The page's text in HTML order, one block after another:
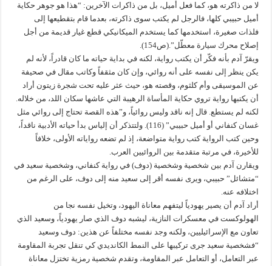
لا من ذاكرته هو، كما فعل أميل، بل من ذاكرات الآخرين: “هذا هو جوهر حكاية
أميل حبيبي كلها، فالرجل لم يكتب سوى ذاكرته، بعدما قام بتقطيعها إلى
فلذات صغيرة، استخدمها كما يستخدم الميكانيكي قطع غيار قديمة من أجل
إصلاح محرك سيارة معطّل”.(ص154).
ويقرّ آدم بأنه فكّر أن يكتب رواية، لكنه في بداية حياته ما كان قادراً، لأنه لم
يكن ينظر إلى نفسه على أنه روائي، وإن كان مثقفاً وكاتب مقال في صحيفة
عن الموسيقى وأم كلثوم، وقصته هو، حيث عثر عليه تحت شجرة زيتون أراد
أن يكتبها رواية تروي حكاية المأساة الرهيبة التي عاشها سكان اللد، من خلاله.
لكنه لم يستطع. قال إنه ناقد وليس روائياً، و”هذه القصة تحتاج إلى روائي مثل
غسان كنفاني أو أميل حبيبي” (116). ولتتذكر أن إلياس بدأ حياته الأدبية ناقداً،
وحين كتب الرواية كتب رواية متواضعة، إذ لم تضعه رواياته الأولى، خلافاً
للأخيرة، في مرتبة متقدمة بين الروائيين العرب.
ويقارن آدم بين شخصية وشخصية (دوف) في رواية كنفاني، وشخصية سعيد في
“متشائل” حبيبي، ويرى نفسه أقر إلى سعيد منه إلى دوف، على الرغم من
اختلافه عنه.
أراد آدم أن يصير يهودياً ليتفهم معاناة اليهود، وتخيل نفسه نجا من
الهولوكست في معسكرات النازية، ليشبه دوف الذي صار يهودياً، وسعيد الذي
تعاون مع الإسرائيليين، ولكنه وجد نفسه مختلفاً عن هذين: دوف وسعيد
“فشخصية سعيد جرى تركيبها على النمط الكانديدي كي تنقل تجربة المقاومة
عبر التعامل، أو التعامل عبر المقاومة، وتقدم شخصية رمزية تختزل معاناة